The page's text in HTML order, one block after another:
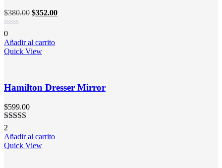
$380.00 $352.00
0
Añadir al carrito
Quick View
Hamilton Dresser Mirror
$599.00
Valorado en
5.00de 5
2
Añadir al carrito
Quick View